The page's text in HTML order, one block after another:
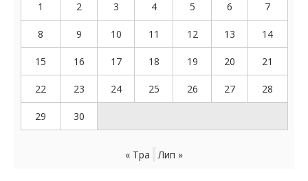
1 2 3 4 5 6 7
8 9 10 11 12 13 14
15 16 17 18 19 20 21
22 23 24 25 26 27 28
29 30
« Тра Лип »